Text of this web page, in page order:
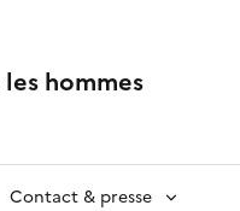
hommes
Contact & presse